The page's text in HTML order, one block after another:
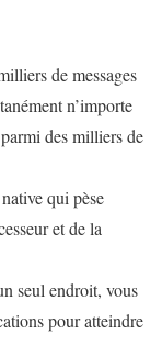
de messages
n’importe
des milliers de
qui pèse
et de la
seul endroit, vous
pour atteindre